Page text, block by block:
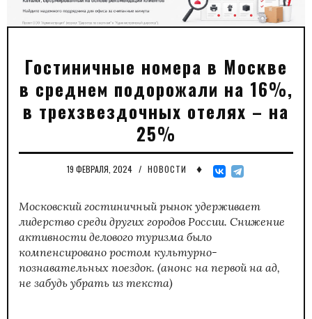
Гостиничные номера в Москве
в среднем подорожали на 16%,
в трехзвездочных отелях – на
25%
19 ФЕВРАЛЯ, 2024 / НОВОСТИ ♦
Московский гостиничный рынок удерживает
лидерство среди других городов России. Снижение
активности делового туризма было
компенсировано ростом культурно-
познавательных поездок. (анонс на первой на ад,
не забудь убрать из текста)